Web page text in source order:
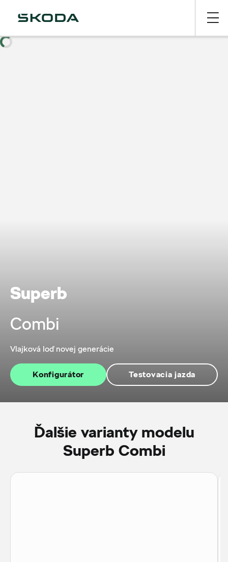
Superb
Combi
Vlajková loď novej generácie
Konfigurátor Testovacia jazda
Ďalšie varianty modelu
Superb Combi